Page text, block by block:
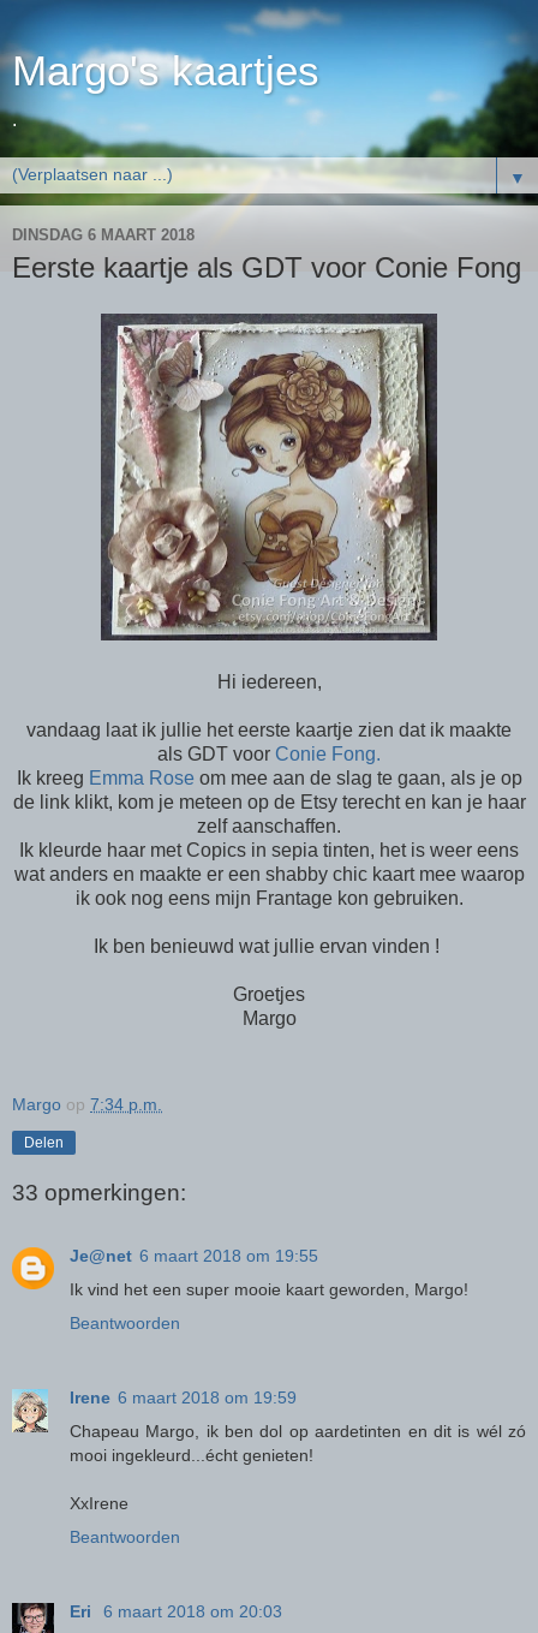
Margo's kaartjes
.
▼
DINSDAG 6 MAART 2018
Eerste kaartje als GDT voor Conie Fong
Hi iedereen,
vandaag laat ik jullie het eerste kaartje zien dat ik maakte
als GDT voor Conie Fong.
Ik kreeg Emma Rose om mee aan de slag te gaan, als je op
de link klikt, kom je meteen op de Etsy terecht en kan je haar
zelf aanschaffen.
Ik kleurde haar met Copics in sepia tinten, het is weer eens
wat anders en maakte er een shabby chic kaart mee waarop
ik ook nog eens mijn Frantage kon gebruiken.
Ik ben benieuwd wat jullie ervan vinden !
Groetjes
Margo
Margo op 7:34 p.m.
Delen
33 opmerkingen:
Je@net 6 maart 2018 om 19:55
Ik vind het een super mooie kaart geworden, Margo!
Beantwoorden
Irene 6 maart 2018 om 19:59
Chapeau Margo, ik ben dol op aardetinten en dit is wél zó
mooi ingekleurd...écht genieten!
XxIrene
Beantwoorden
Eri
6 maart 2018 om 20:03